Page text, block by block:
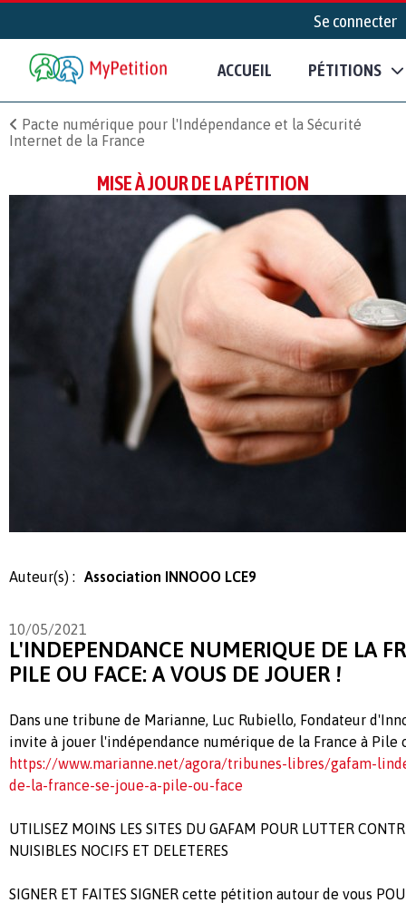
Se connecter
ACCUEIL PÉTITIONS
Pacte numérique pour l'Indépendance et la Sécurité
Internet de la France
MISE À JOUR DE LA PÉTITION
Auteur(s) : Association INNOOO LCE9
10/05/2021
L'INDEPENDANCE NUMERIQUE DE LA
PILE OU FACE: A VOUS DE JOUER !
Dans une tribune de Marianne, Luc Rubiello, Fondateur
invite à jouer l'indépendance numérique de la France à Pile
https://www.marianne.net/agora/tribunes-libres/gafam-
de-la-france-se-joue-a-pile-ou-face
UTILISEZ MOINS LES SITES DU GAFAM POUR LUTTER
NUISIBLES NOCIFS ET DELETERES
SIGNER ET FAITES SIGNER cette pétition autour de vous